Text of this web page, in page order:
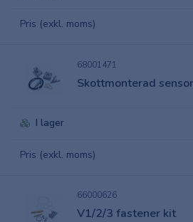
Pris (exkl. moms)
68001471
Skottmonterad sensor
I lager
Pris (exkl. moms)
66000626
V1/2/3 fastener kit